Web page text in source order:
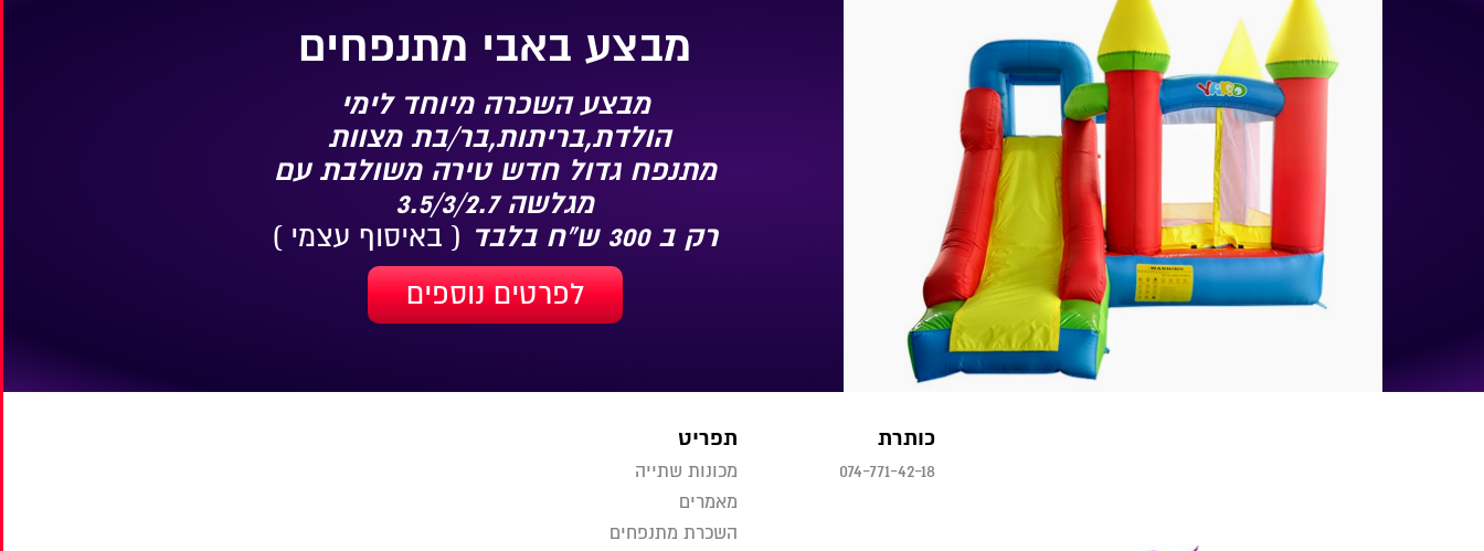
מבצע באבי מתנפחים
מבצע השכרה מיוחד לימי
הולדת,בריתות,בר/בת מצוות
מתנפח גדול חדש טירה משולבת עם
מגלשה 3.5/3/2.7
רק ב 300 ש"ח בלבד
( באיסוף עצמי )
לפרטים נוספים
כותרת
074-771-42-18
תפריט
מכונות שתייה
מאמרים
השכרת מתנפחים